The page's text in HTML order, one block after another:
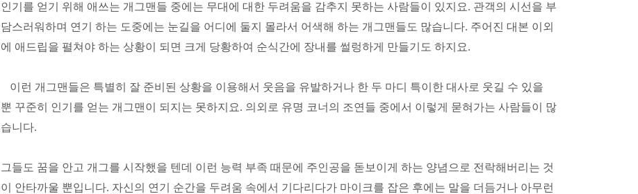
인기를 얻기 위해 애쓰는 개그맨들 중에는 무대에 대한 두려움을 감추지 못하는 사람들이 있지요. 관객의 시선을 부
담스러워하며 연기 하는 도중에는 눈길을 어디에 둘지 몰라서 어색해 하는 개그맨들도 많습니다. 주어진 대본 이외
에 애드립을 펼쳐야 하는 상황이 되면 크게 당황하여 순식간에 장내를 썰렁하게 만들기도 하지요.
이런 개그맨들은 특별히 잘 준비된 상황을 이용해서 웃음을 유발하거나 한 두 마디 특이한 대사로 웃길 수 있을
뿐 꾸준히 인기를 얻는 개그맨이 되지는 못하지요. 의외로 유명 코너의 조연들 중에서 이렇게 묻혀가는 사람들이 많
습니다.
그들도 꿈을 안고 개그를 시작했을 텐데 이런 능력 부족 때문에 주인공을 돋보이게 하는 양념으로 전락해버리는 것
이 안타까울 뿐입니다. 자신의 연기 순간을 두려움 속에서 기다리다가 마이크를 잡은 후에는 말을 더듬거나 아무런